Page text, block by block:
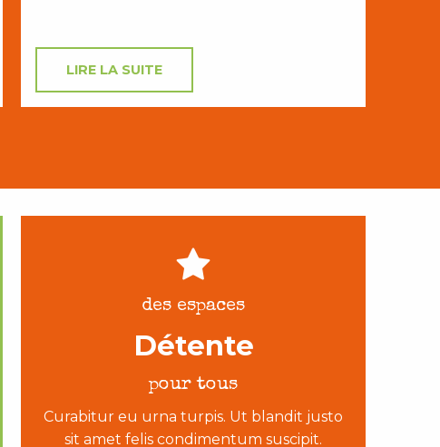
LIRE LA SUITE
des espaces
Détente
pour tous
Curabitur eu urna turpis. Ut blandit justo
sit amet felis condimentum suscipit.